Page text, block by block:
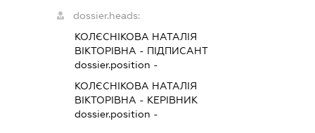
dossier.heads:
КОЛЄСНІКОВА НАТАЛІЯ
ВІКТОРІВНА - ПІДПИСАНТ
dossier.position -
КОЛЄСНІКОВА НАТАЛІЯ
ВІКТОРІВНА - КЕРІВНИК
dossier.position -